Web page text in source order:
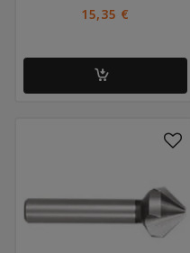
15,35 €